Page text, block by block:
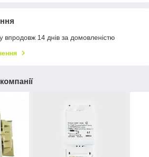
впродовж 14 днів за домовленістю